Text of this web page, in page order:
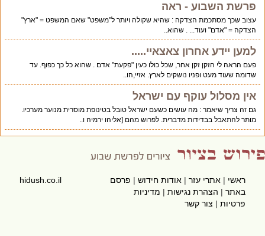
פרשת השבוע - ראה
עצוב שכך מסתכמת הצדקה : שהיא שקולה ויותר ל"משפט" שאם המשפט = "ארץ"
הצדקה = "אדם" ועוד... . שהוא..
למען יידע אחרון צאצאיי.....
פעם הראה לי הזקן זקן אחר, שכל כולו כעין "פקעת" אדם . שהוא כל כך כפוף. עד
שדומה שעוד מעט ופניו נושקים לארץ. אזיי,הו..
אין מסלול עוקף עם ישראל
גם זה צריך שיאמר : מה עושים כשעם ישראל טובל בטינופת מוסרית מנוער מערכיו.
מותר להתאבל בבדידות מדברית. לפרוש מהם [אליהו ירמיה ו..
ראשי|אתרי עזר|אודות חידוש|פרסם
באתר|הצהרת נגישות|מדיניות
פרטיות|צור קשר
hidush.co.il